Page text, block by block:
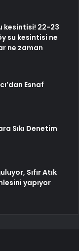
kesintisi! 22-23
su kesintisi ne
ne zaman
Esnaf
Sıkı Denetim
Sıfır Atık
yapıyor